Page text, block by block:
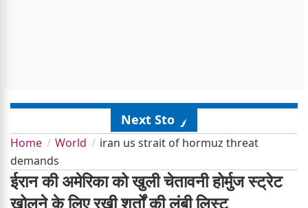
Next Story
Home World
iran us strait of hormuz threat
demands
ईरान की अमेरिका को खुली चेतावनी होर्मुज स्ट्रेट
खोलने के लिए रखी शर्तों की लंबी लिस्ट